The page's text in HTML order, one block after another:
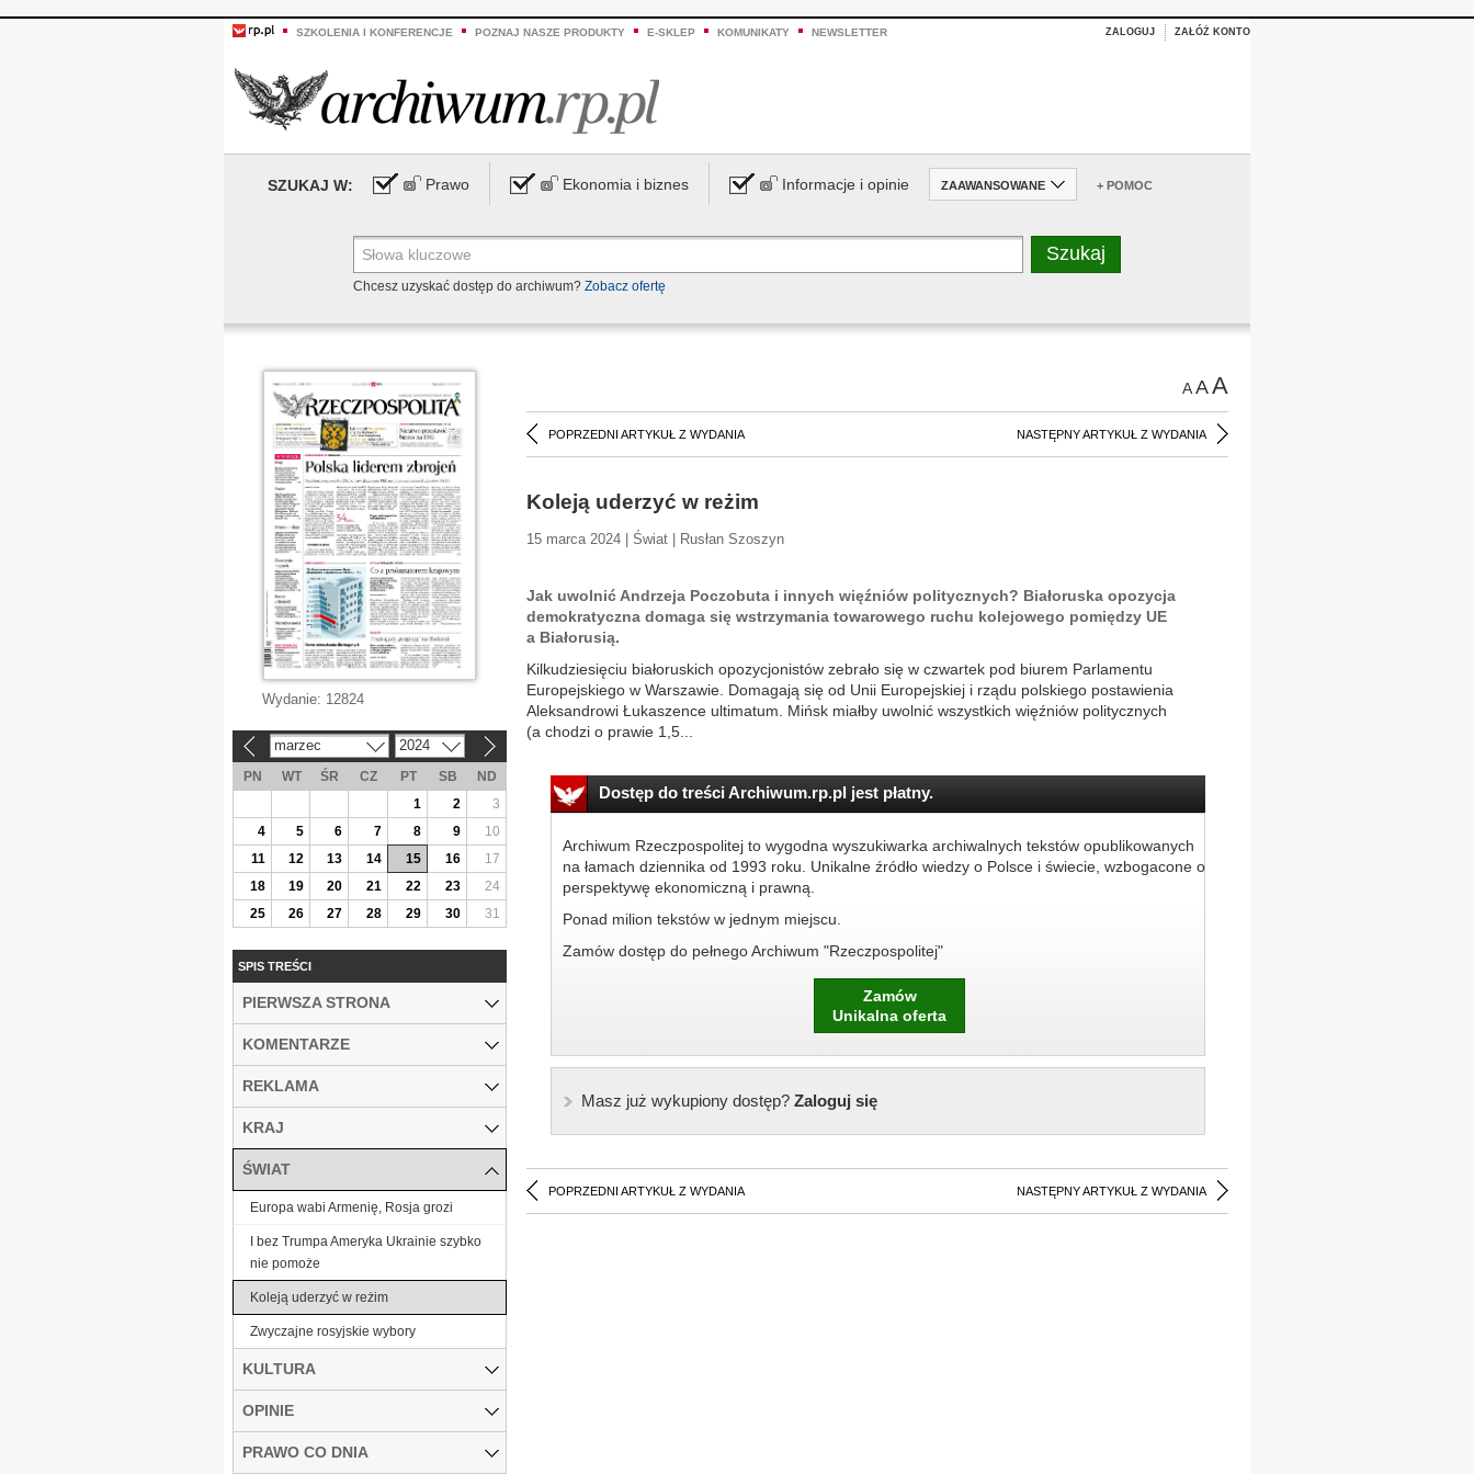
SZKOLENIA I KONFERENCJE POZNAJ NASZE PRODUKTY E-SKLEP KOMUNIKATY NEWSLETTER ZALOGUJ ZAŁÓŻ KONTO
SZUKAJ W: Prawo Ekonomia i biznes Informacje i opinie ZAAWANSOWANE + POMOC
Chcesz uzyskać dostęp do archiwum? Zobacz ofertę
AAA
POPRZEDNI ARTYKUŁ Z WYDANIA NASTĘPNY ARTYKUŁ Z WYDANIA
Koleją uderzyć w reżim
15 marca 2024 | Świat | Rusłan Szoszyn
Jak uwolnić Andrzeja Poczobuta i innych więźniów politycznych? Białoruska opozycja
demokratyczna domaga się wstrzymania towarowego ruchu kolejowego pomiędzy UE
a Białorusią.
Kilkudziesięciu białoruskich opozycjonistów zebrało się w czwartek pod biurem Parlamentu
Europejskiego w Warszawie. Domagają się od Unii Europejskiej i rządu polskiego postawienia
Aleksandrowi Łukaszence ultimatum. Mińsk miałby uwolnić wszystkich więźniów politycznych
(a chodzi o prawie 1,5...
Dostęp do treści Archiwum.rp.pl jest płatny.
Archiwum Rzeczpospolitej to wygodna wyszukiwarka archiwalnych tekstów opublikowanych
na łamach dziennika od 1993 roku. Unikalne źródło wiedzy o Polsce i świecie, wzbogacone o
perspektywę ekonomiczną i prawną.
Ponad milion tekstów w jednym miejscu.
Zamów dostęp do pełnego Archiwum "Rzeczpospolitej"
Zamów
Unikalna oferta
Masz już wykupiony dostęp?Zaloguj się
POPRZEDNI ARTYKUŁ Z WYDANIA NASTĘPNY ARTYKUŁ Z WYDANIA
Wydanie: 12824
marzec 2024
PN WT ŚR CZ PT SB
ND
1
2
3
4
5 6 7 8 9
10
11
12 13 14 15 16
17
18
19 20 21 22 23
24
25
26 27 28 29 30 31
SPIS TREŚCI
PIERWSZA STRONA
KOMENTARZE
REKLAMA
KRAJ
ŚWIAT
Europa wabi Armenię, Rosja grozi
I bez Trumpa Ameryka Ukrainie szybko
nie pomoże
Koleją uderzyć w reżim
Zwyczajne rosyjskie wybory
KULTURA
OPINIE
PRAWO CO DNIA